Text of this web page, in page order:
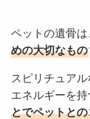
ペットの遺骨は
めの大切なもの
スピリチュア
エネルギーを持
とでペットと